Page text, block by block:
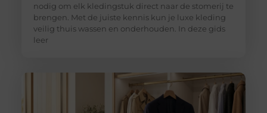
nodig om elk kledingstuk direct naar de stomerij te
brengen. Met de juiste kennis kun je luxe kleding
veilig thuis wassen en onderhouden. In deze gids
leer